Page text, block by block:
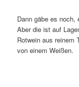
Dann gäbe es noch,
Aber die ist auf
Rotwein aus reinem
von einem Weißen.